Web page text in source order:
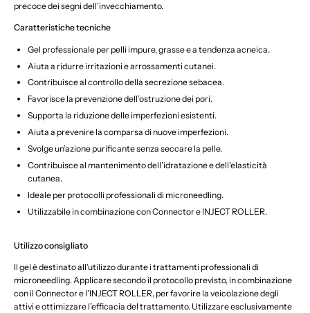
precoce dei segni dell’invecchiamento.
Caratteristiche tecniche
Gel professionale per pelli impure, grasse e a tendenza acneica.
Aiuta a ridurre irritazioni e arrossamenti cutanei.
Contribuisce al controllo della secrezione sebacea.
Favorisce la prevenzione dell’ostruzione dei pori.
Supporta la riduzione delle imperfezioni esistenti.
Aiuta a prevenire la comparsa di nuove imperfezioni.
Svolge un’azione purificante senza seccare la pelle.
Contribuisce al mantenimento dell’idratazione e dell’elasticità
cutanea.
Ideale per protocolli professionali di microneedling.
Utilizzabile in combinazione con Connector e INJECT ROLLER.
Utilizzo consigliato
Il gel è destinato all’utilizzo durante i trattamenti professionali di
microneedling. Applicare secondo il protocollo previsto, in combinazione
con il Connector e l’INJECT ROLLER, per favorire la veicolazione degli
attivi e ottimizzare l’efficacia del trattamento. Utilizzare esclusivamente